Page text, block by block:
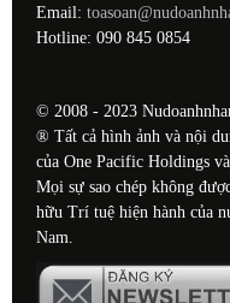
Email:
Hotline: 090 845 0854
© 2008 - 2023
® Tất cả hình ảnh và nội
của One Pacific Holdings
Mọi sự sao chép không
hữu Trí tuệ hiện hành của
Nam.